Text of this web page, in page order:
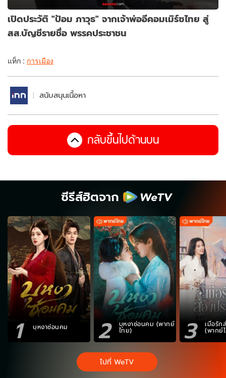
เปิดประวัติ "ป้อม ภาวุธ" จากเจ้าพ่ออีคอมเมิร์ซไทย สู่
สส.บัญชีรายชื่อ พรรคประชาชน
แท็ก : การเมือง
สนับสนุนเนื้อหา
กลับขึ้นไปด้านบน
ซีรีส์ฮิตจาก
1 บุหงาซ่อนคม 2 บุหงาซ่อนคม (พากย์
ไทย) 3 เมื่อรัก
(พากย์
ไปที่ WeTV